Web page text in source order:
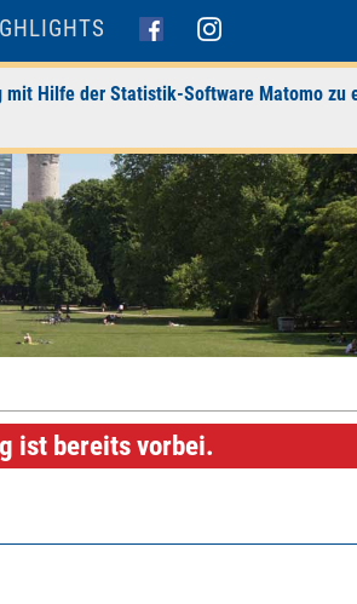
Hilfe der Statistik-Software Matomo
ist bereits vorbei.